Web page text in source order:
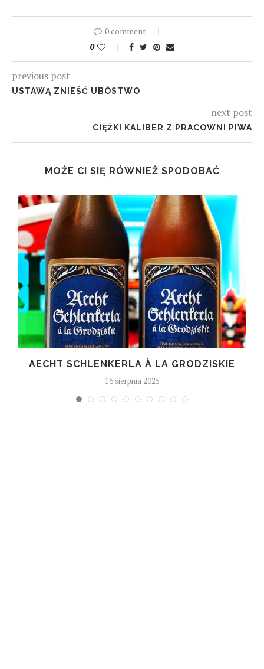
0 comment
0
previous post
USTAWĄ ZNIEŚĆ UBÓSTWO
next post
CIĘŻKI KALIBER Z PRACOWNI PIWA
MOŻE CI SIĘ RÓWNIEŻ SPODOBAĆ
AECHT SCHLENKERLA À LA GRODZISKIE
16 sierpnia 2025